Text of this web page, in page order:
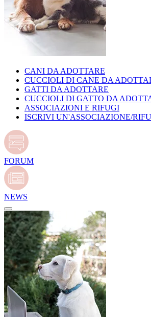
CANI DA ADOTTARE
CUCCIOLI DI CANE DA
GATTI DA ADOTTARE
CUCCIOLI DI GATTO DA
ASSOCIAZIONI E RIFUGI
ISCRIVI UN'ASSOCIAZIONE/
FORUM
NEWS